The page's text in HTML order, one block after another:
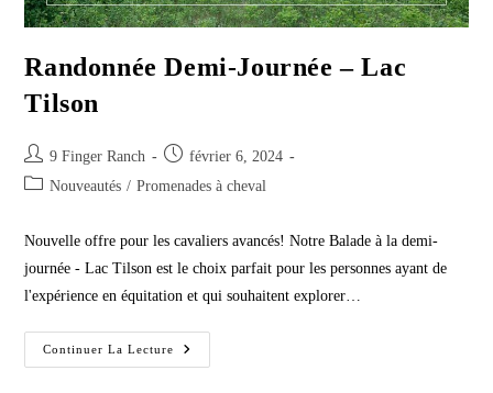
Randonnée Demi-Journée – Lac
Tilson
Post
author:
9 Finger Ranch
Post
published:
février 6, 2024
PostNouveautés / Promenades à cheval
Nouvelle offre pour les cavaliers avancés! Notre Balade à la demi-
journée - Lac Tilson est le choix parfait pour les personnes ayant de
l'expérience en équitation et qui souhaitent explorer…
Continuer La Lecture
Randonnée
Demi-